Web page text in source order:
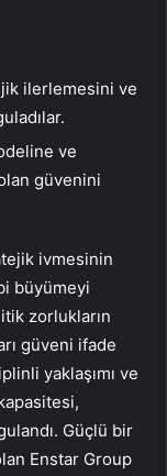
ilerlemesini ve
ve
güvenini
ivmesinin
büyümeyi
zorlukların
güveni ifade
yaklaşımı ve
Güçlü bir
Enstar Group